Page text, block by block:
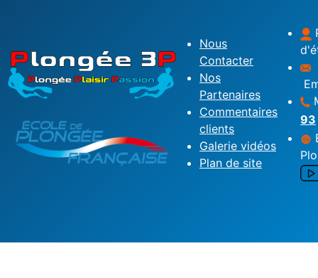
Nous
Contacter
Nos
Partenaires
Commentaires
clients
Galerie vidéos
Plan de site
93